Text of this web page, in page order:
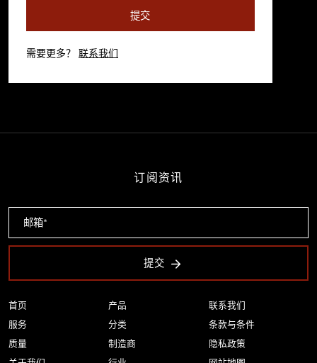
提交
需要更多？ 联系我们
首页
服务
质量
产品
分类
制造商
联系我们
条款与条件
隐私政策
订阅资讯
提交